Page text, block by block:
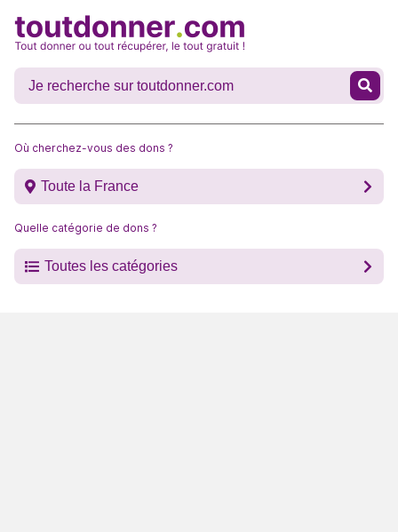
Où cherchez-vous des dons ?
Toute la France
Quelle catégorie de dons ?
Toutes les catégories